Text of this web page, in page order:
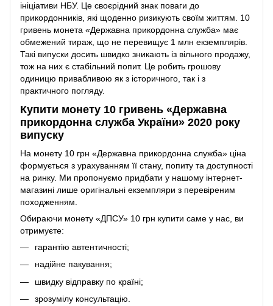
ініціативи НБУ. Це своєрідний знак поваги до
прикордонників, які щоденно ризикують своїм життям. 10
гривень монета «Державна прикордонна служба» має
обмежений тираж, що не перевищує 1 млн екземплярів.
Такі випуски досить швидко зникають із вільного продажу,
тож на них є стабільний попит. Це робить грошову
одиницю привабливою як з історичного, так і з
практичного погляду.
Купити монету 10 гривень «Державна
прикордонна служба України» 2020 року
випуску
На монету 10 грн «Державна прикордонна служба» ціна
формується з урахуванням її стану, попиту та доступності
на ринку. Ми пропонуємо придбати у нашому інтернет-
магазині лише оригінальні екземпляри з перевіреним
походженням.
Обираючи монету «ДПСУ» 10 грн купити саме у нас, ви
отримуєте:
гарантію автентичності;
надійне пакування;
швидку відправку по країні;
зрозумілу консультацію.